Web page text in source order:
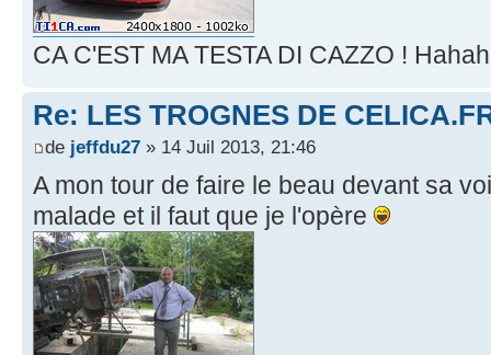
CA C'EST MA TESTA DI CAZZO !
Re: LES TROGNES DE
de jeffdu27 » 14 Juil 2013, 21:46
A mon tour de faire le beau devant sa
malade et il faut que je l'opère